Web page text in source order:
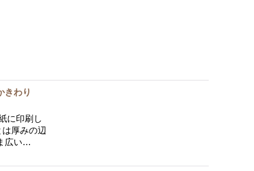
わり
に印刷し
厚みの辺
広い…